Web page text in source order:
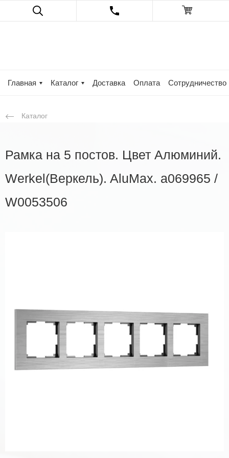
Главная Каталог Доставка Оплата Сотрудничество
Каталог
Рамка на 5 постов. Цвет Алюминий.
Werkel(Веркель). AluMax. a069965 /
W0053506